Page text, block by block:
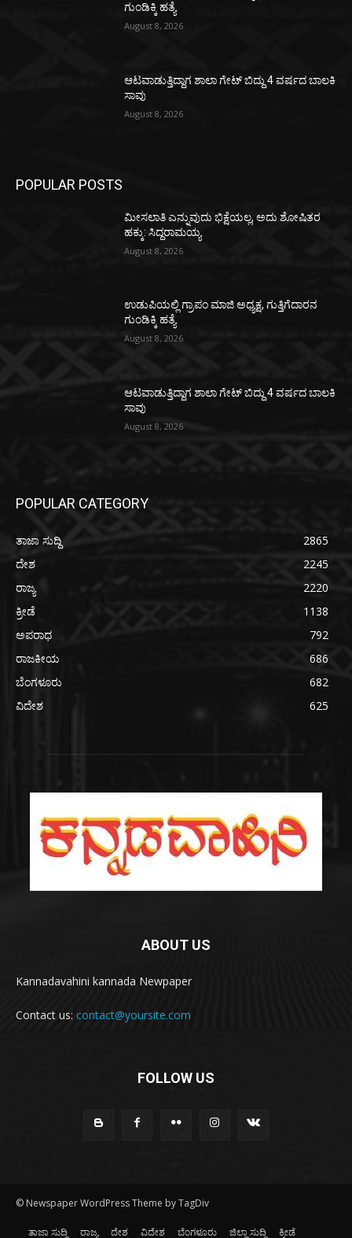
ಗುಂಡಿಕ್ಕಿ ಹತ್ಯೆ
August 8, 2026
ಆಟವಾಡುತ್ತಿದ್ದಾಗ ಶಾಲಾ ಗೇಟ್‌ ಬಿದ್ದು 4 ವರ್ಷದ ಬಾಲಕಿ
ಸಾವು
August 8, 2026
POPULAR POSTS
ಮೀಸಲಾತಿ ಎನ್ನುವುದು ಭಿಕ್ಷೆಯಲ್ಲ, ಅದು ಶೋಷಿತರ
ಹಕ್ಕು: ಸಿದ್ದರಾಮಯ್ಯ
August 8, 2026
ಉಡುಪಿಯಲ್ಲಿ ಗ್ರಾಪಂ ಮಾಜಿ ಅಧ್ಯಕ್ಷ, ಗುತ್ತಿಗೆದಾರನ
ಗುಂಡಿಕ್ಕಿ ಹತ್ಯೆ
August 8, 2026
ಆಟವಾಡುತ್ತಿದ್ದಾಗ ಶಾಲಾ ಗೇಟ್‌ ಬಿದ್ದು 4 ವರ್ಷದ ಬಾಲಕಿ
ಸಾವು
August 8, 2026
POPULAR CATEGORY
ತಾಜಾ ಸುದ್ದಿ
2865
ದೇಶ
2245
ರಾಜ್ಯ
2220
ಕ್ರೀಡೆ
1138
ಅಪರಾಧ
792
ರಾಜಕೀಯ
686
ಬೆಂಗಳೂರು
682
ವಿದೇಶ
625
ABOUT US
Kannadavahini kannada Newpaper
Contact us: contact@yoursite.com
FOLLOW US
© Newspaper WordPress Theme by TagDiv
ತಾಜಾ ಸುದ್ದಿ ರಾಜ್ಯ ದೇಶ ವಿದೇಶ ಬೆಂಗಳೂರು ಜಿಲ್ಲಾ ಸುದ್ದಿ ಕ್ರೀಡೆ